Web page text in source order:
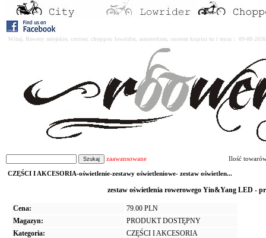
Witaj. Rowery miejskie, cruiser, chopper, lowrider, amsterdam, custom kupisz tu i teraz : 09-08-
zaawansowane Ilość
CZĘŚCI I AKCESORIA-oświetlenie-zestawy oświetleniowe- zestaw oświetlen...
zestaw oświetlenia rowerowego Yin&Yang LED -
Cena:
79.00 PLN
Magazyn:
PRODUKT DOSTĘPNY
Kategoria:
CZĘŚCI I AKCESORIA